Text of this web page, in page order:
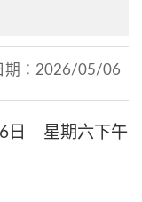
期： 2026/05/06
6日 星期六下午